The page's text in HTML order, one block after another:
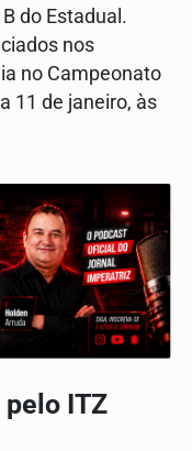
do Estadual.
nos
no Campeonato
11 de janeiro, às
ITZ